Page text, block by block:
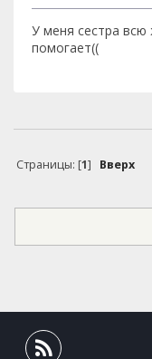
У меня сестра всю
помогает((
Страницы: [1] Вверх